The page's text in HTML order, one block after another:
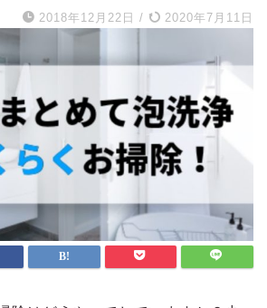
2018年12月22日 / 2020年7月11日